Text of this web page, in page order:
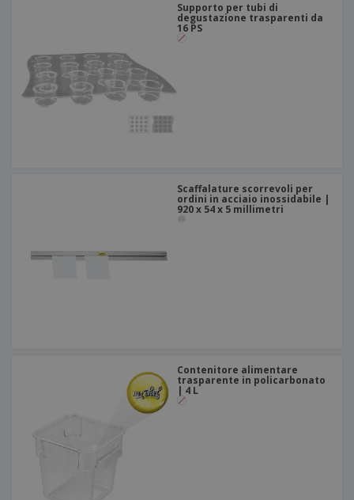
Supporto per tubi di
degustazione trasparenti da
16 PS
Scaffalature scorrevoli per
ordini in acciaio inossidabile |
920 x 54 x 5 millimetri
Contenitore alimentare
trasparente in policarbonato
| 4 L